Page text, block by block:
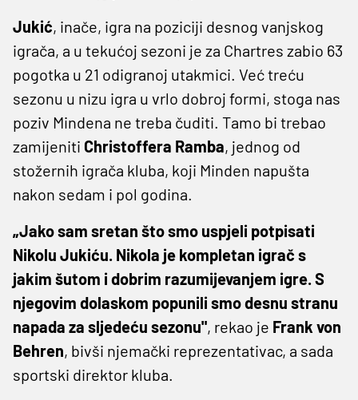
Jukić, inače, igra na poziciji desnog vanjskog
igrača, a u tekućoj sezoni je za Chartres zabio 63
pogotka u 21 odigranoj utakmici. Već treću
sezonu u nizu igra u vrlo dobroj formi, stoga nas
poziv Mindena ne treba čuditi. Tamo bi trebao
zamijeniti Christoffera Ramba, jednog od
stožernih igrača kluba, koji Minden napušta
nakon sedam i pol godina.
„Jako sam sretan što smo uspjeli potpisati
Nikolu Jukiću. Nikola je kompletan igrač s
jakim šutom i dobrim razumijevanjem igre. S
njegovim dolaskom popunili smo desnu stranu
napada za sljedeću sezonu", rekao je Frank von
Behren, bivši njemački reprezentativac, a sada
sportski direktor kluba.